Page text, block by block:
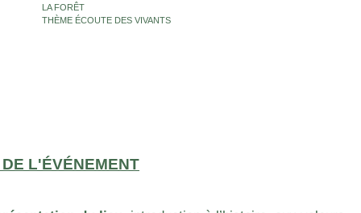
LA FORÊT
THÈME ÉCOUTE DES VIVANTS
L'ÉVÉNEMENT